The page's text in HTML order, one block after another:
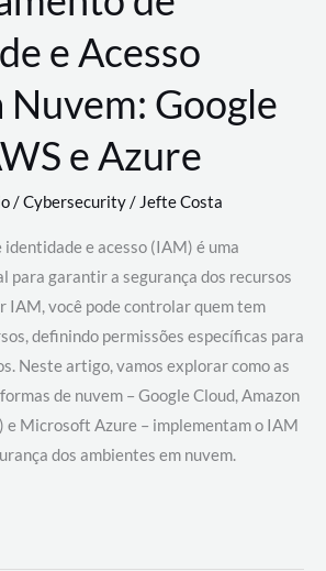
e Acesso
Nuvem: Google
e Azure
/Cybersecurity/ Jefte Costa
e acesso (IAM) é uma
para garantir a segurança dos recursos
IAM, você pode controlar quem tem
definindo permissões específicas para
Neste artigo, vamos explorar como as
de nuvem – Google Cloud, Amazon
e Microsoft Azure – implementam o IAM
dos ambientes em nuvem.